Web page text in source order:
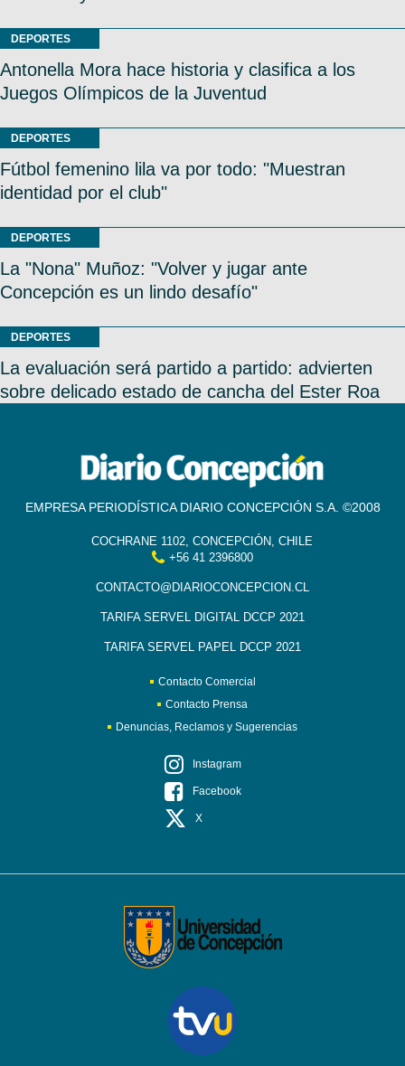
DEPORTES
Antonella Mora hace historia y clasifica a los
Juegos Olímpicos de la Juventud
DEPORTES
Fútbol femenino lila va por todo: "Muestran
identidad por el club"
DEPORTES
La "Nona" Muñoz: "Volver y jugar ante
Concepción es un lindo desafío"
DEPORTES
La evaluación será partido a partido: advierten
sobre delicado estado de cancha del Ester Roa
EMPRESA PERIODÍSTICA DIARIO CONCEPCIÓN S.A. ©2008
COCHRANE 1102, CONCEPCIÓN, CHILE
+56 41 2396800
CONTACTO@DIARIOCONCEPCION.CL
TARIFA SERVEL DIGITAL DCCP 2021
TARIFA SERVEL PAPEL DCCP 2021
Contacto Comercial
Contacto Prensa
Denuncias, Reclamos y Sugerencias
Instagram
Facebook
X